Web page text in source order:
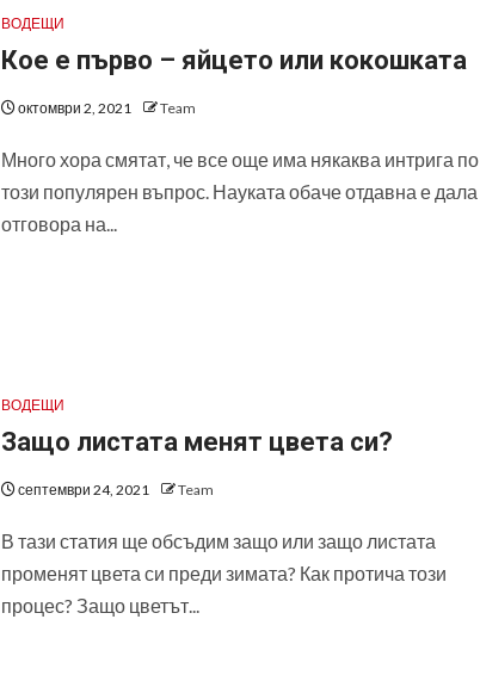
ВОДЕЩИ
Кое е първо – яйцето или кокошката
октомври 2, 2021 Team
Много хора смятат, че все още има някаква интрига по
този популярен въпрос. Науката обаче отдавна е дала
отговора на...
ВОДЕЩИ
Защо листата менят цвета си?
септември 24, 2021 Team
В тази статия ще обсъдим защо или защо листата
променят цвета си преди зимата? Как протича този
процес? Защо цветът...